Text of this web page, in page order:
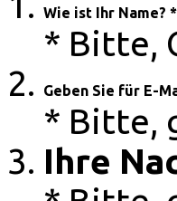
Wie ist Ihr Name? *
* Bitte,
Geben Sie für E-
* Bitte,
Ihre